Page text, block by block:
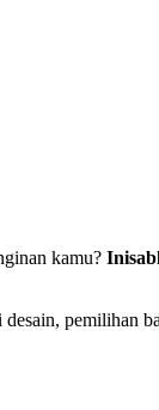
kamu?
pemilihan